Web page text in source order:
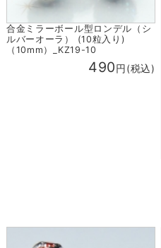
合金ミラーボール型ロンデル（シ
ルバーオーラ） (10粒入り)
（10mm）_KZ19-10
490円(税込)